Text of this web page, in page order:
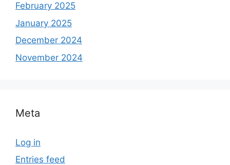
February 2025
January 2025
December 2024
November 2024
Meta
Log in
Entries feed